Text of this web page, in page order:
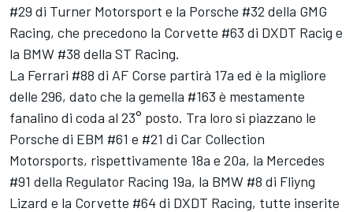
#29 di Turner Motorsport e la Porsche #32 della GMG
Racing, che precedono la Corvette #63 di DXDT Racig e
la BMW #38 della ST Racing.
La Ferrari #88 di AF Corse partirà 17a ed è la migliore
delle 296, dato che la gemella #163 è mestamente
fanalino di coda al 23° posto. Tra loro si piazzano le
Porsche di EBM #61 e #21 di Car Collection
Motorsports, rispettivamente 18a e 20a, la Mercedes
#91 della Regulator Racing 19a, la BMW #8 di Fliyng
Lizard e la Corvette #64 di DXDT Racing, tutte inserite